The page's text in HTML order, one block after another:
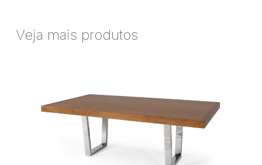
Veja mais produtos
Jantar